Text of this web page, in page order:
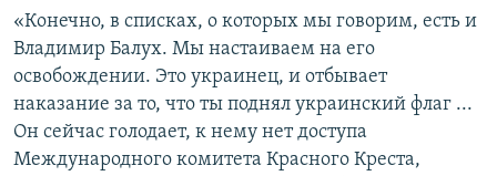
«Конечно, в списках, о которых мы говорим, есть и
Владимир Балух. Мы настаиваем на его
освобождении. Это украинец, и отбывает
наказание за то, что ты поднял украинский флаг ...
Он сейчас голодает, к нему нет доступа
Международного комитета Красного Креста,